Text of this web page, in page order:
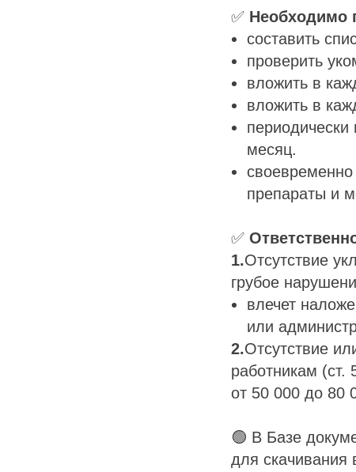
✅ Необходимо
составить
проверить
вложить в
вложить в
периодически
месяц.
препараты и
✅
1.Отсутствие
грубое
влечет
или
2.Отсутствие
работникам
от 50 000 до 80
🟢 В Базе
для